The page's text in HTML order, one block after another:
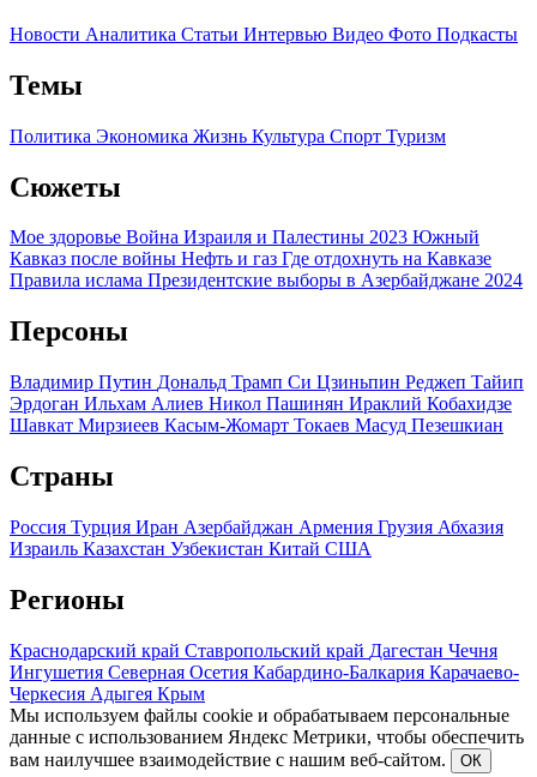
Новости Аналитика Статьи Интервью Видео Фото Подкасты
Темы
Политика Экономика Жизнь Культура Спорт Туризм
Сюжеты
Мое здоровье Война Израиля и Палестины 2023 Южный
Кавказ после войны Нефть и газ Где отдохнуть на Кавказе
Правила ислама Президентские выборы в Азербайджане 2024
Персоны
Владимир Путин Дональд Трамп Си Цзиньпин Реджеп Тайип
Эрдоган Ильхам Алиев Никол Пашинян Ираклий Кобахидзе
Шавкат Мирзиеев Касым-Жомарт Токаев Масуд Пезешкиан
Страны
Россия Турция Иран Азербайджан Армения Грузия Абхазия
Израиль Казахстан Узбекистан Китай США
Регионы
Краснодарский край Ставропольский край Дагестан Чечня
Ингушетия Северная Осетия Кабардино-Балкария Карачаево-
Черкесия Адыгея Крым
Мы используем файлы cookie и обрабатываем персональные
данные с использованием Яндекс Метрики, чтобы обеспечить
вам наилучшее взаимодействие с нашим веб-сайтом.
ОК